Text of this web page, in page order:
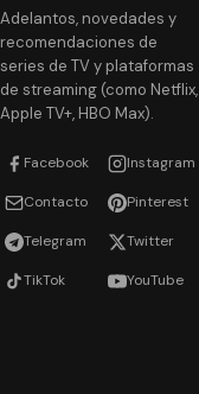
Adelantos, novedades y
recomendaciones de
series de TV y plataformas
de streaming (como Netflix,
Apple TV+, HBO Max).
Facebook Instagram
Contacto Pinterest
Telegram Twitter
TikTok YouTube